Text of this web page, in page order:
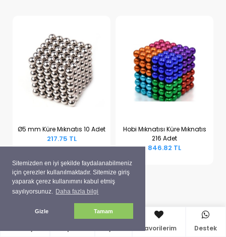
Sitemizden en iyi şekilde faydalanabilmeniz
için çerezler kullanılmaktadır. Sitemize giriş
yaparak çerez kullanımını kabul etmiş
sayılıyorsunuz. Daha fazla bilgi
Gizle Tamam
Sepete Ekle
Ø5 mm Küre Mıknatıs 10 Adet
217.75 TL Sepete Ekle
Hobi Mıknatısı Küre Mıknatıs
216 Adet
846.82 TL
Favorilerim Destek